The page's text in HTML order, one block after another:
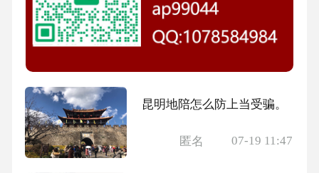
昆明地陪怎么防上当受骗。
匿名 07-19 11:47